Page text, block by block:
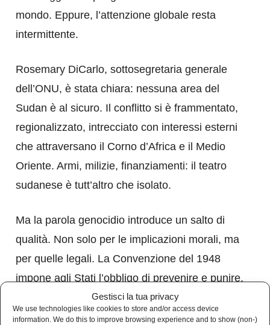
Gestisci la tua privacy
We use technologies like cookies to store and/or access device
information. We do this to improve browsing experience and to show (non-)
mondo. Eppure, l’attenzione globale resta
intermittente.
Rosemary DiCarlo, sottosegretaria generale
dell’ONU, è stata chiara: nessuna area del
Sudan è al sicuro. Il conflitto si è frammentato,
regionalizzato, intrecciato con interessi esterni
che attraversano il Corno d’Africa e il Medio
Oriente. Armi, milizie, finanziamenti: il teatro
sudanese è tutt’altro che isolato.
Ma la parola genocidio introduce un salto di
qualità. Non solo per le implicazioni morali, ma
per quelle legali. La Convenzione del 1948
impone agli Stati l’obbligo di prevenire e punire.
Non di osservare. Non di deplorare. Di agire.